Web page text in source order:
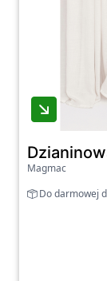
Magmac
Do darmowej